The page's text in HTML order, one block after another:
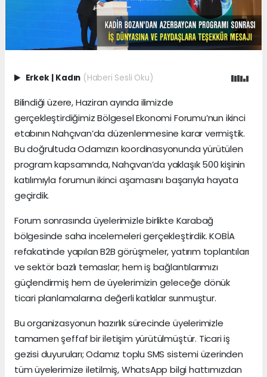
Erkek | Kadın (Haberi Sesli Oku)
Bilindiği üzere, Haziran ayında ilimizde
gerçekleştirdiğimiz Bölgesel Ekonomi Forumu’nun ikinci
etabının Nahçıvan’da düzenlenmesine karar vermiştik.
Bu doğrultuda Odamızın koordinasyonunda yürütülen
program kapsamında, Nahçıvan’da yaklaşık 500 kişinin
katılımıyla forumun ikinci aşamasını başarıyla hayata
geçirdik.
Forum sonrasında üyelerimizle birlikte Karabağ
bölgesinde saha incelemeleri gerçekleştirdik. KOBİA
refakatinde yapılan B2B görüşmeler, yatırım toplantıları
ve sektör bazlı temaslar; hem iş bağlantılarımızı
güçlendirmiş hem de üyelerimizin geleceğe dönük
ticari planlamalarına değerli katkılar sunmuştur.
Bu organizasyonun hazırlık sürecinde üyelerimizle
tamamen şeffaf bir iletişim yürütülmüştür. Ticari iş
gezisi duyuruları; Odamız toplu SMS sistemi üzerinden
tüm üyelerimize iletilmiş, WhatsApp bilgi hattımızdan